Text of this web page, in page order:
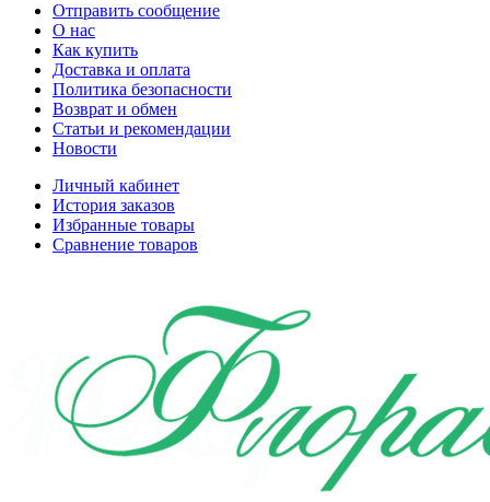
Отправить сообщение
О нас
Как купить
Доставка и оплата
Политика безопасности
Возврат и обмен
Статьи и рекомендации
Новости
Личный кабинет
История заказов
Избранные товары
Сравнение товаров